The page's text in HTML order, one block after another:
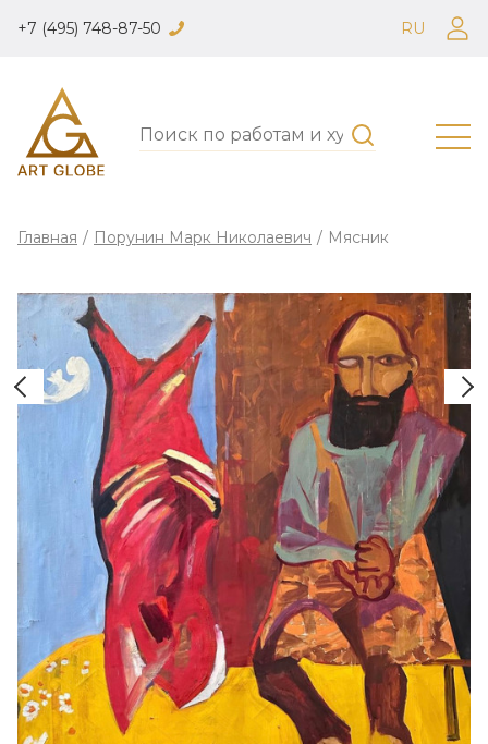
+7 (495) 748-87-50 RU
Главная / Порунин Марк Николаевич / Мясник